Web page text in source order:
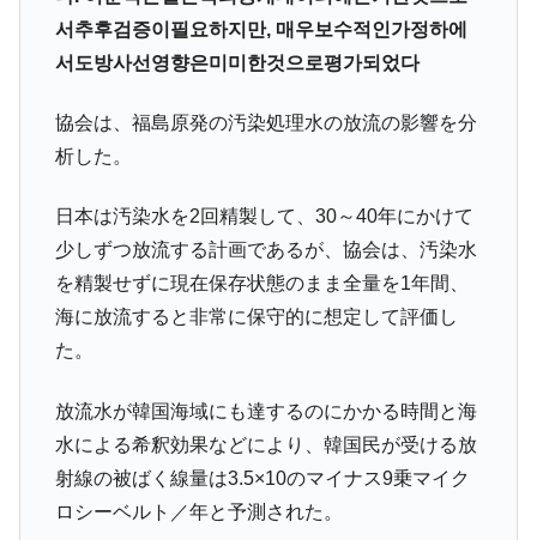
『Money1』
韓国政府「ニセＫ-ブランドを通報しようキ
ぎ」では。
『Money1』
『Money1』
米国下院「韓国の公務員個人をターゲット
にぶん殴る法案」提出！⇒ クーパン問題は合衆国企業に対
する差別。許してはおかぬ
『Money1』
韓国ボンクラ政策室長･金容範、株価暴落に
他人事のような発言。
業績「史上最高益」当期純利益は前年同期比13.4倍に。
『Money1』
韓国･加徳島新国際空港「またも暗礁」の危
機 ⇒ 10.7兆では損が出るからできない。
『Money1』
【速報】韓国株式市場の暴落・本日07月29
서추후검증이필요하지만, 매우보수적인가정하에
서도방사선영향은미미한것으로평가되었다
協会は、福島原発の汚染処理水の放流の影響を分
析した。
日本は汚染水を2回精製して、30～40年にかけて
少しずつ放流する計画であるが、協会は、汚染水
を精製せずに現在保存状態のまま全量を1年間、
海に放流すると非常に保守的に想定して評価し
た。
放流水が韓国海域にも達するのにかかる時間と海
水による希釈効果などにより、韓国民が受ける放
射線の被ばく線量は3.5×10のマイナス9乗マイク
ロシーベルト／年と予測された。